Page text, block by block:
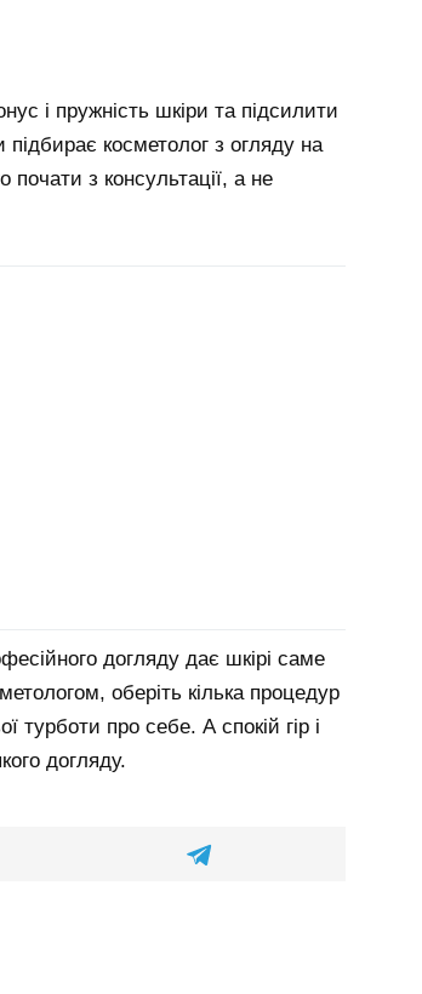
і пружність шкіри та підсилити
косметолог з огляду на
з консультації, а не
догляду дає шкірі саме
оберіть кілька процедур
турботи про себе. А спокій гір і
догляду.